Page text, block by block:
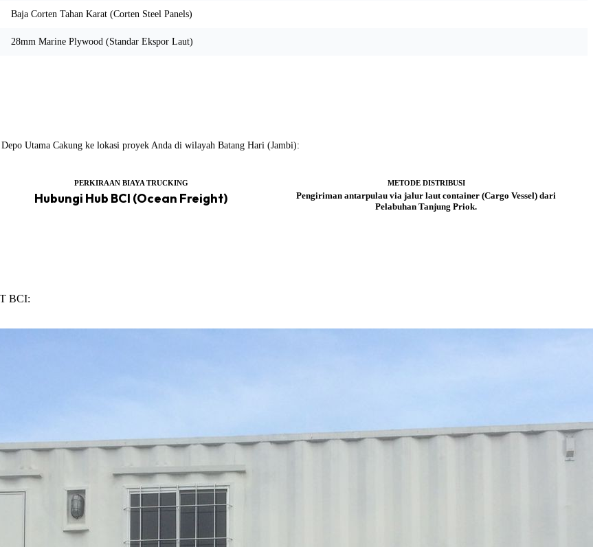
Baja Corten Tahan Karat (Corten Steel Panels)
28mm Marine Plywood (Standar Ekspor Laut)
Utama Cakung ke lokasi proyek Anda di wilayah Batang Hari (Jambi):
PERKIRAAN BIAYA TRUCKING
Hubungi Hub BCI (Ocean Freight)
METODE DISTRIBUSI
Pengiriman antarpulau via jalur laut container (Cargo Vessel) dari
Pelabuhan Tanjung Priok.
BCI: